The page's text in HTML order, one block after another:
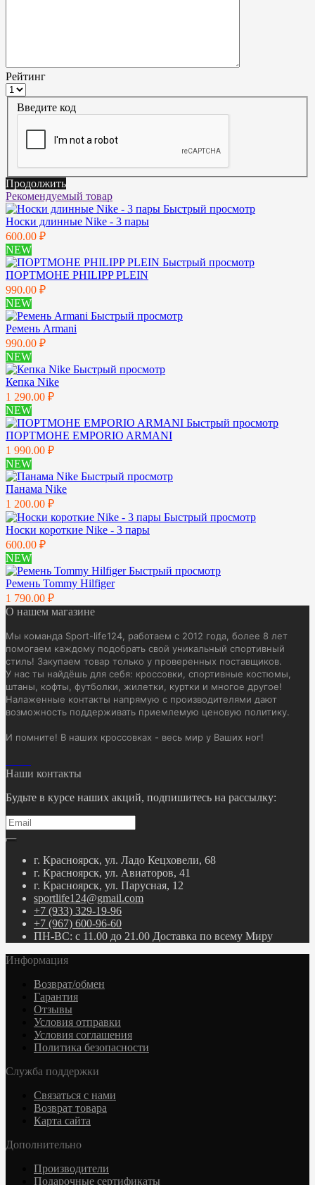
Рейтинг
Введите код
Продолжить
Рекомендуемый товар
Быстрый просмотр
Носки длинные Nike - 3 пары
600.00 ₽
NEW
Быстрый просмотр
ПОРТМОНЕ PHILIPP PLEIN
990.00 ₽
NEW
Быстрый просмотр
Ремень Armani
990.00 ₽
NEW
Быстрый просмотр
Кепка Nike
1 290.00 ₽
NEW
Быстрый просмотр
ПОРТМОНЕ EMPORIO ARMANI
1 990.00 ₽
NEW
Быстрый просмотр
Панама Nike
1 200.00 ₽
Быстрый просмотр
Носки короткие Nike - 3 пары
600.00 ₽
NEW
Быстрый просмотр
Ремень Tommy Hilfiger
1 790.00 ₽
О нашем магазине
Мы команда Sport-life124, работаем с 2012 года, более 8 лет
помогаем каждому подобрать свой уникальный спортивный
стиль! Закупаем товар только у проверенных поставщиков.
У нас ты найдёшь для себя: кроссовки, спортивные костюмы,
штаны, кофты, футболки, жилетки, куртки и многое другое!
Налаженные контакты напрямую с производителями дают
возможность поддерживать приемлемую ценовую политику.
И помните! В наших кроссовках - весь мир у Ваших ног!
Наши контакты
Будьте в курсе наших акций, подпишитесь на рассылку:
г. Красноярск, ул. Ладо Кецховели, 68
г. Красноярск, ул. Авиаторов, 41
г. Красноярск, ул. Парусная, 12
sportlife124@gmail.com
+7 (933) 329-19-96
+7 (967) 600-96-60
ПН-ВС: с 11.00 до 21.00 Доставка по всему Миру
Информация
Возврат/обмен
Гарантия
Отзывы
Условия отправки
Условия соглашения
Политика безопасности
Служба поддержки
Связаться с нами
Возврат товара
Карта сайта
Дополнительно
Производители
Подарочные сертификаты